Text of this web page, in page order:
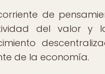
de
del valor y
de la economía.